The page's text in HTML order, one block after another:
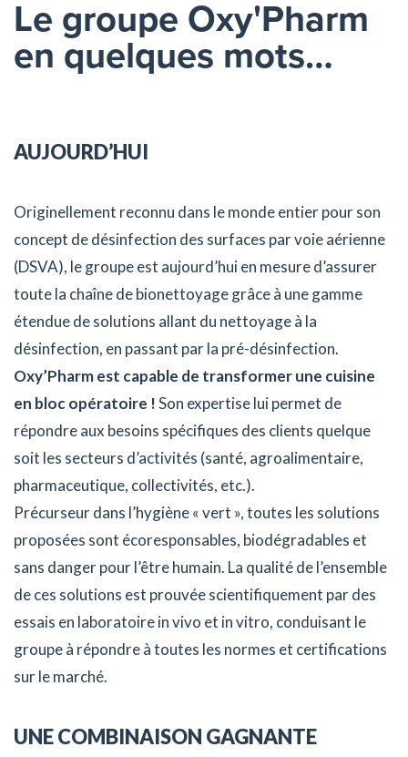
Le groupe Oxy'Pharm
en quelques mots…
AUJOURD’HUI
Originellement reconnu dans le monde entier pour son
concept de désinfection des surfaces par voie aérienne
(DSVA), le groupe est aujourd’hui en mesure d’assurer
toute la chaîne de bionettoyage grâce à une gamme
étendue de solutions allant du nettoyage à la
désinfection, en passant par la pré-désinfection.
Oxy’Pharm est capable de transformer une cuisine
en bloc opératoire !Son expertise lui permet de
répondre aux besoins spécifiques des clients quelque
soit les secteurs d’activités (santé, agroalimentaire,
pharmaceutique, collectivités, etc.).
Précurseur dans l’hygiène « vert », toutes les solutions
proposées sont écoresponsables, biodégradables et
sans danger pour l’être humain. La qualité de l’ensemble
de ces solutions est prouvée scientifiquement par des
essais en laboratoire in vivo et in vitro, conduisant le
groupe à répondre à toutes les normes et certifications
sur le marché.
UNE COMBINAISON GAGNANTE